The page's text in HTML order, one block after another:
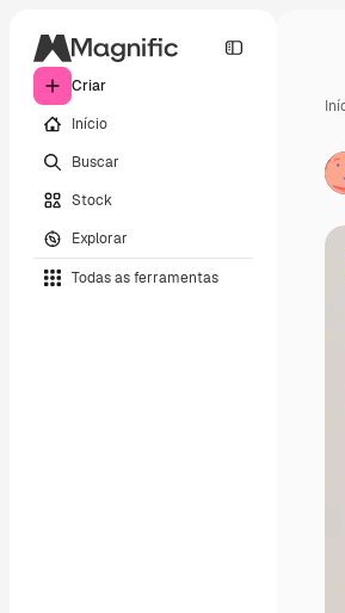
Criar
Início
Buscar
Stock
Explorar
Todas as ferramentas